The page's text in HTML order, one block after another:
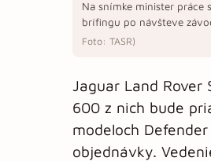
Na snímke minister práce
brífingu po návšteve
Foto: TASR)
Jaguar Land
600 z nich bude
modeloch
objednávky.